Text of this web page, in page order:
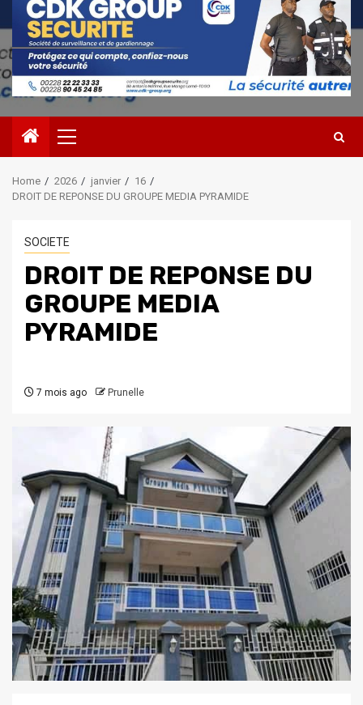
Primary
Menu
Home 2026 janvier
16
DROIT DE REPONSE DU GROUPE MEDIA PYRAMIDE
SOCIETE
DROIT DE REPONSE DU
GROUPE MEDIA
PYRAMIDE
7 mois ago Prunelle